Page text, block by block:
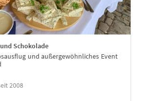
Schokolade
und außergewöhnliches Event
2008